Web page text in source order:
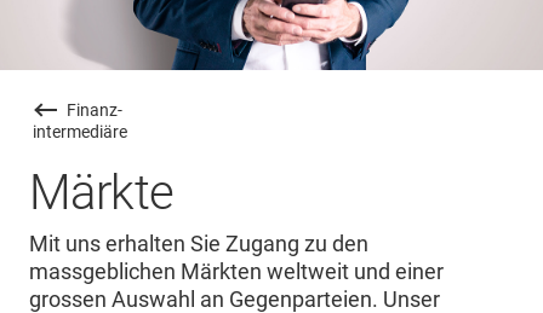
Finanz-
intermediäre
Märkte
Mit uns erhalten Sie Zugang zu den
massgeblichen Märkten weltweit und einer
grossen Auswahl an Gegenparteien. Unser